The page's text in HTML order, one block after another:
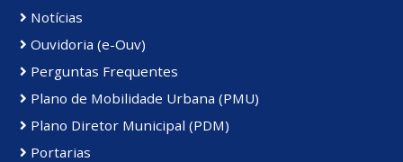
Notícias
Ouvidoria (e-Ouv)
Perguntas Frequentes
Plano de Mobilidade Urbana (PMU)
Plano Diretor Municipal (PDM)
Portarias